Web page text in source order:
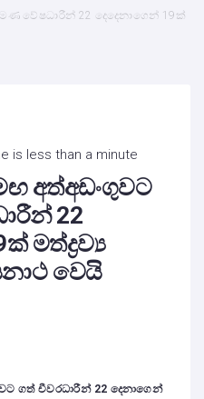
වේෂධාරීන් 22 දෙදෙනාගෙන් 19ක්
is less than a minute
අත්අඩංගුවට
22
මත්ද්‍රව්‍ය
වෙයි
ගත් චීවරධාරීන් 22 දෙනාගෙන්